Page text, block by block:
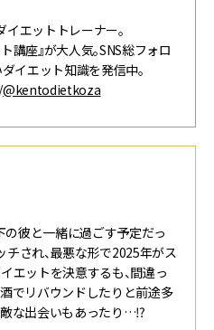
エットトレーナー。
講座』が大人気。SNS総フォロ
イエット知識を発信中。
@kentodietkoza
の彼と一緒に過ごす予定だっ
され、最悪な形で2025年がス
エットを決意するも、間違っ
でリバウンドしたりと前途多
な出会いもあったり …⁉